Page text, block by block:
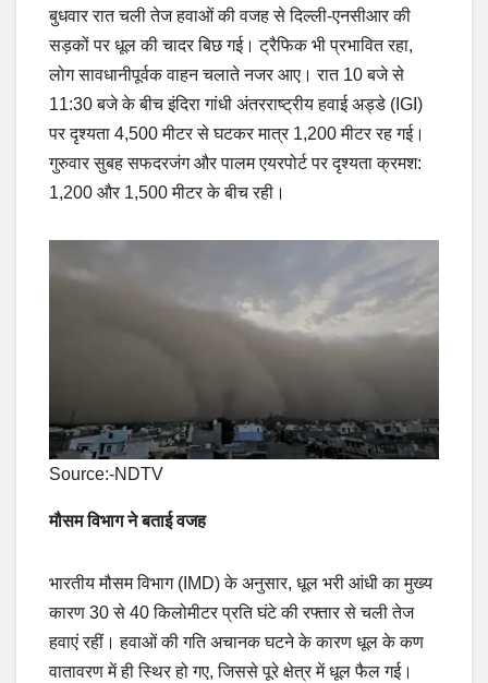
बुधवार रात चली तेज हवाओं की वजह से दिल्ली-एनसीआर की
सड़कों पर धूल की चादर बिछ गई। ट्रैफिक भी प्रभावित रहा,
लोग सावधानीपूर्वक वाहन चलाते नजर आए। रात 10 बजे से
11:30 बजे के बीच इंदिरा गांधी अंतरराष्ट्रीय हवाई अड्डे (IGI)
पर दृश्यता 4,500 मीटर से घटकर मात्र 1,200 मीटर रह गई।
गुरुवार सुबह सफदरजंग और पालम एयरपोर्ट पर दृश्यता क्रमश:
1,200 और 1,500 मीटर के बीच रही।
Source:-NDTV
मौसम विभाग ने बताई वजह
भारतीय मौसम विभाग (IMD) के अनुसार, धूल भरी आंधी का मुख्य
कारण 30 से 40 किलोमीटर प्रति घंटे की रफ्तार से चली तेज
हवाएं रहीं। हवाओं की गति अचानक घटने के कारण धूल के कण
वातावरण में ही स्थिर हो गए, जिससे पूरे क्षेत्र में धूल फैल गई।